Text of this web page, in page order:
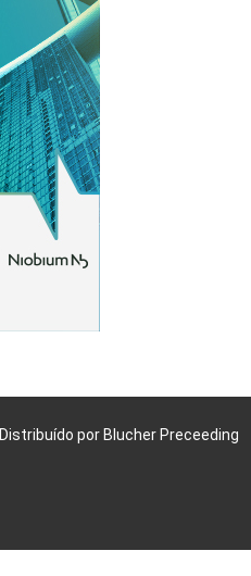
Distribuído por Blucher Preceeding